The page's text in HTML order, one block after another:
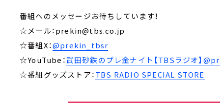
番組へのメッセージお待ちしています！
☆メール：prekin@tbs.co.jp
☆番組X：@prekin_tbsr
☆YouTube：武田砂鉄のプレ金ナイト【TBSラジオ】
☆番組グッズストア：TBS RADIO SPECIAL STORE